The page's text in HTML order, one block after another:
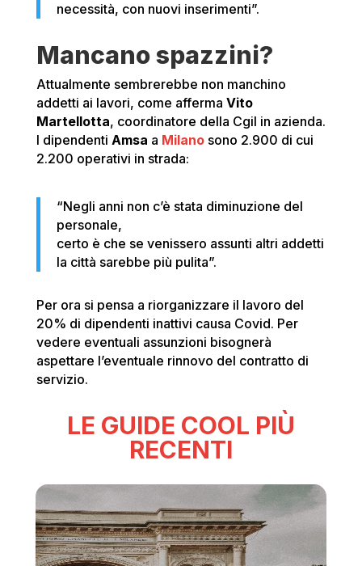
necessità, con nuovi inserimenti”.
Mancano spazzini?
Attualmente sembrerebbe non manchino
addetti ai lavori, come afferma Vito
Martellotta, coordinatore della Cgil in azienda.
I dipendenti Amsa a Milano sono 2.900 di cui
2.200 operativi in strada:
“Negli anni non c’è stata diminuzione del
personale,
certo è che se venissero assunti altri addetti
la città sarebbe più pulita”.
Per ora si pensa a riorganizzare il lavoro del
20% di dipendenti inattivi causa Covid. Per
vedere eventuali assunzioni bisognerà
aspettare l’eventuale rinnovo del contratto di
servizio.
LE GUIDE COOL PIÙ
RECENTI